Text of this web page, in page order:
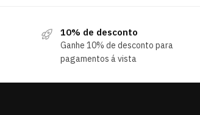
10% de desconto
Ganhe 10% de desconto para
pagamentos á vista